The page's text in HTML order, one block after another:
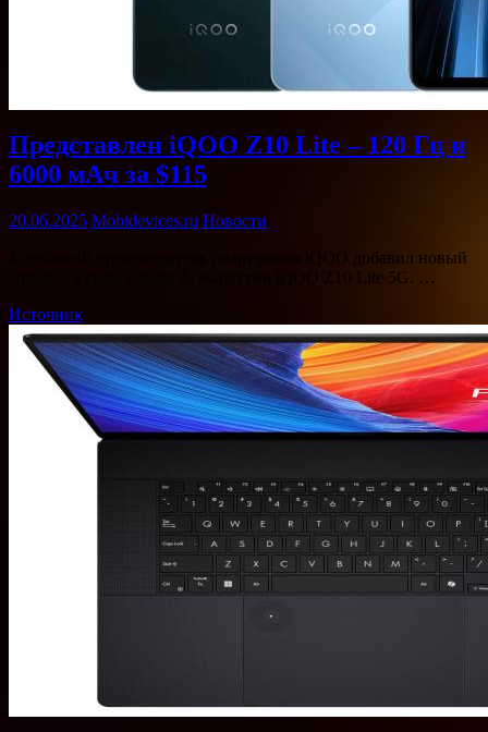
Представлен iQOO Z10 Lite – 120 Гц и
6000 мАч за $115
20.06.2025 Mobidevices.ru Новости
Китайский производитель смартфонов iQOO добавил новый
аппарат в свою серию Z, выпустив iQOO Z10 Lite 5G. …
Источник